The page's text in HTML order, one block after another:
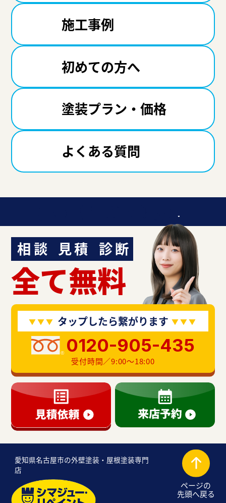
施工事例
初めての方へ
塗装プラン・価格
よくある質問
迷ったら聞いてみよう！
相談 見積 診断
全て無料
タップしたら繋がります
0120-905-435
受付時間／9:00〜18:00
ページの
先頭へ戻る
愛知県名古屋市の外壁塗装・屋根塗装専門
店